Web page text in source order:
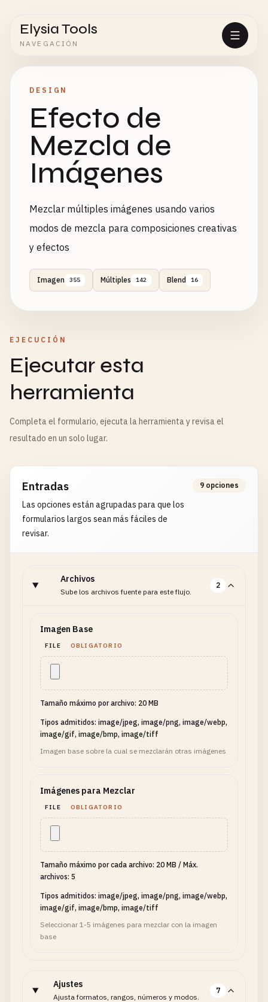
Elysia Tools
NAVEGACIÓN
DESIGN
Efecto de
Mezcla de
Imágenes
Mezclar múltiples imágenes usando varios
modos de mezcla para composiciones creativas
y efectos
Imagen 355 Múltiples 142 Blend 16
EJECUCIÓN
Ejecutar esta
herramienta
Completa el formulario, ejecuta la herramienta y revisa el
resultado en un solo lugar.
Entradas
Las opciones están agrupadas para que los
formularios largos sean más fáciles de
revisar.
9 opciones
Archivos
Sube los archivos fuente para este flujo.
2
Imagen Base
FILE OBLIGATORIO
Tamaño máximo por archivo: 20 MB
Tipos admitidos: image/jpeg, image/png, image/webp,
image/gif, image/bmp, image/tiff
Imagen base sobre la cual se mezclarán otras imágenes
Imágenes para Mezclar
FILE OBLIGATORIO
Tamaño máximo por cada archivo: 20 MB / Máx.
archivos: 5
Tipos admitidos: image/jpeg, image/png, image/webp,
image/gif, image/bmp, image/tiff
Seleccionar 1-5 imágenes para mezclar con la imagen
base
Ajustes
Ajusta formatos, rangos, números y modos.
7